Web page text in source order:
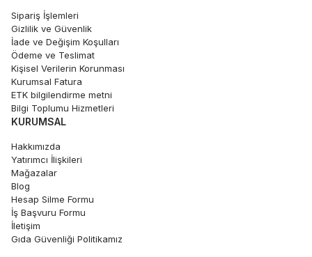
Sipariş İşlemleri
Gizlilik ve Güvenlik
İade ve Değişim Koşulları
Ödeme ve Teslimat
Kişisel Verilerin Korunması
Kurumsal Fatura
ETK bilgilendirme metni
Bilgi Toplumu Hizmetleri
KURUMSAL
Hakkımızda
Yatırımcı İlişkileri
Mağazalar
Blog
Hesap Silme Formu
İş Başvuru Formu
İletişim
Gıda Güvenliği Politikamız